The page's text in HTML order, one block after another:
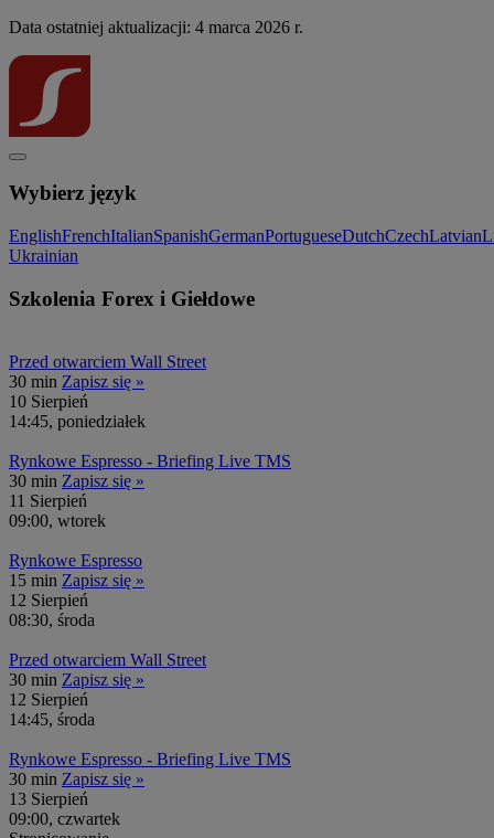
Data ostatniej aktualizacji: 4 marca 2026 r.
Wybierz język
EnglishFrenchItalianSpanishGermanPortugueseDutchCzechLatvian
Ukrainian
Szkolenia Forex i Giełdowe
Przed otwarciem Wall Street
30 min Zapisz się »
10 Sierpień
14:45, poniedziałek
Rynkowe Espresso - Briefing Live TMS
30 min Zapisz się »
11 Sierpień
09:00, wtorek
Rynkowe Espresso
15 min Zapisz się »
12 Sierpień
08:30, środa
Przed otwarciem Wall Street
30 min Zapisz się »
12 Sierpień
14:45, środa
Rynkowe Espresso - Briefing Live TMS
30 min Zapisz się »
13 Sierpień
09:00, czwartek